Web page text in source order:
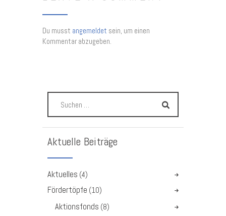
Du musst angemeldet sein, um einen
Kommentar abzugeben.
Aktuelle Beiträge
Aktuelles (4)
Fördertöpfe (10)
Aktionsfonds (8)